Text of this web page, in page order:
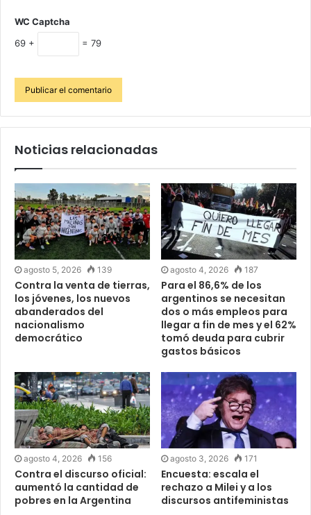
WC Captcha
69 +
= 79
Noticias relacionadas
agosto 5, 2026 139
Contra la venta de tierras,
los jóvenes, los nuevos
abanderados del
nacionalismo
democrático
agosto 4, 2026 187
Para el 86,6% de los
argentinos se necesitan
dos o más empleos para
llegar a fin de mes y el 62%
tomó deuda para cubrir
gastos básicos
agosto 4, 2026 156
Contra el discurso oficial:
aumentó la cantidad de
pobres en la Argentina
agosto 3, 2026 171
Encuesta: escala el
rechazo a Milei y a los
discursos antifeministas